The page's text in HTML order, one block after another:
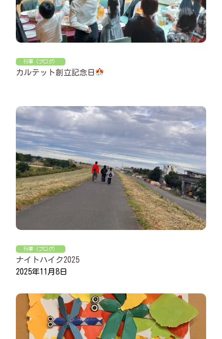
行事（ブログ）
カルテット創立記念日
行事（ブログ）
ナイトハイク2025
2025年11月8日